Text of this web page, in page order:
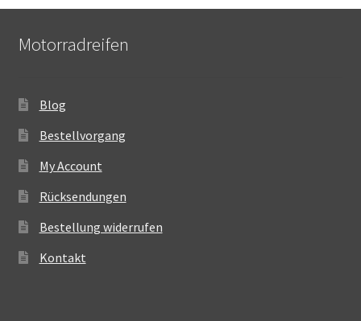
Motorradreifen
Blog
Bestellvorgang
My Account
Rücksendungen
Bestellung widerrufen
Kontakt